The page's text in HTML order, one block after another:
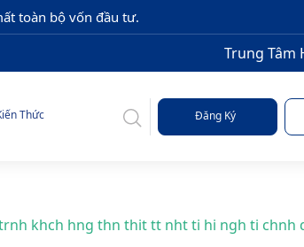
toàn bộ vốn đầu tư.
Trung Tâm
Thức Đăng Ký
khch hng thn thit tt nht ti hi ngh ti chnh